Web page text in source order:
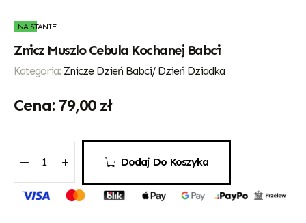
NA STANIE
Znicz Muszlo Cebula Kochanej Babci
Kategoria: Znicze Dzień Babci/ Dzień Dziadka
79,00 zł
Dodaj Do Koszyka